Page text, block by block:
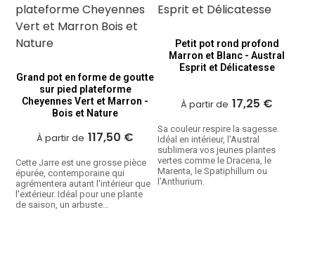
Grand pot en forme de goutte
sur pied plateforme
Cheyennes Vert et Marron -
Bois et Nature
À partir de 117,50 €
Cette Jarre est une grosse pièce
épurée, contemporaine qui
agrémentera autant l'intérieur que
l'extérieur. Idéal pour une plante
de saison, un arbuste…
Petit pot rond profond
Marron et Blanc - Austral
Esprit et Délicatesse
À partir de 17,25 €
Sa couleur respire la sagesse.
Idéal en intérieur, l'Austral
sublimera vos jeunes plantes
vertes comme le Dracena, le
Marenta, le Spatiphillum ou
l’Anthurium.